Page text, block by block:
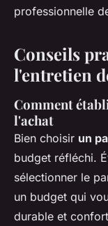
professionnelle
Conseils
l'entretien
Comment
l'achat
Bien choisir un
budget réfléchi.
sélectionner le
un budget qui
durable et